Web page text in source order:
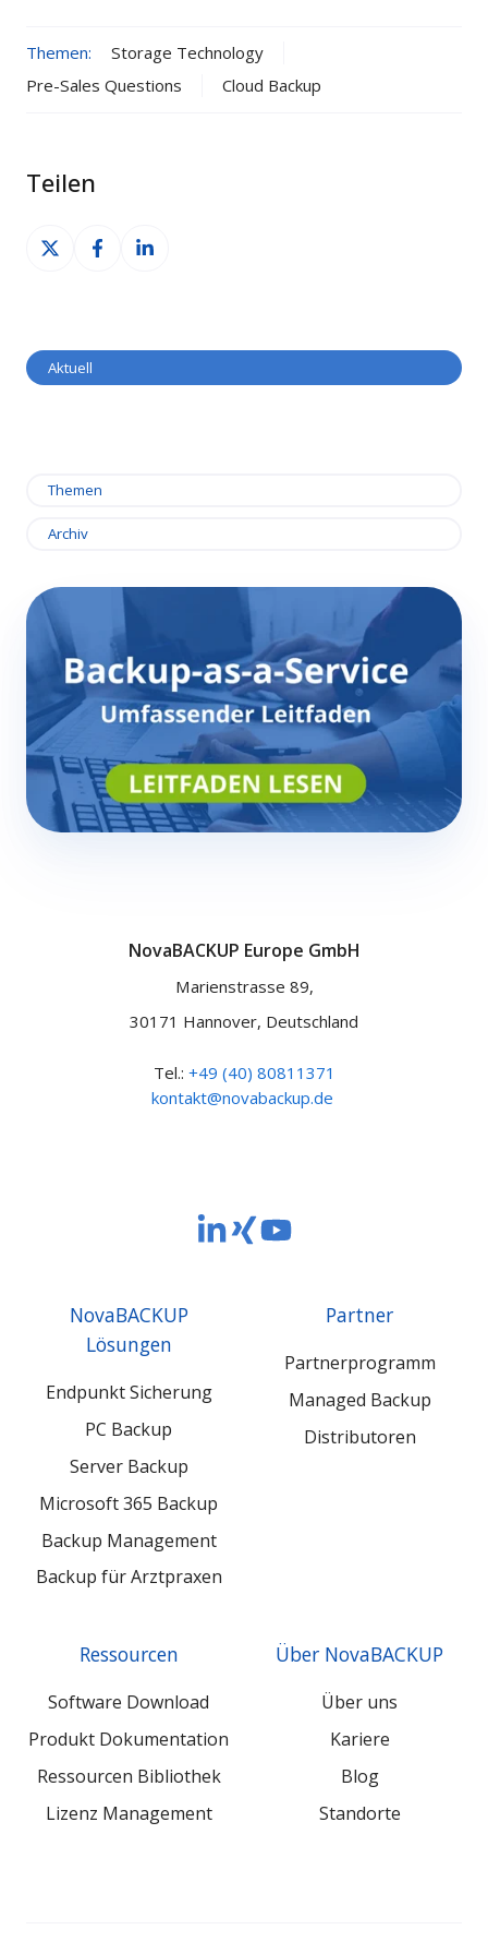
Themen:
Storage Technology
Pre-Sales Questions
Cloud Backup
Teilen
Auf
Auf
Facebook
Auf
Aktuell
Themen
Archiv
NovaBACKUP Europe GmbH
Marienstrasse 89,
30171 Hannover, Deutschland
Tel.: +49 (40) 80811371
kontakt@novabackup.de
NovaBACKUP
NovaBACKUP
NovaBACKUP
YouTube
NovaBACKUP
Lösungen
Endpunkt Sicherung
PC Backup
Server Backup
Microsoft 365 Backup
Backup Management
Backup für Arztpraxen
Partner
Partnerprogramm
Managed Backup
Distributoren
Ressourcen
Software Download
Produkt Dokumentation
Ressourcen Bibliothek
Lizenz Management
Über NovaBACKUP
Über uns
Kariere
Blog
Standorte